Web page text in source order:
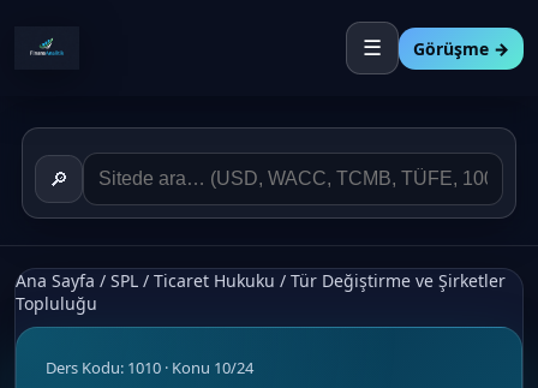
☰ Görüşme →
🔎
Ana Sayfa / SPL / Ticaret Hukuku / Tür Değiştirme ve Şirketler
Topluluğu
Ders Kodu: 1010 · Konu 10/24